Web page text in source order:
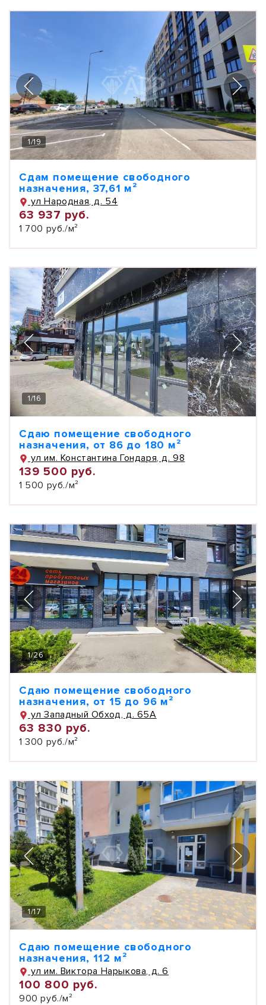
1/19
Сдам помещение свободного
назначения, 37,61 м²
ул Народная, д. 54
63 937 руб.
1 700 руб./м²
1/16
Сдаю помещение свободного
назначения, от 86 до 180 м²
ул им. Константина Гондаря, д. 98
139 500 руб.
1 500 руб./м²
1/26
Сдаю помещение свободного
назначения, от 15 до 96 м²
ул Западный Обход, д. 65А
63 830 руб.
1 300 руб./м²
1/17
Сдаю помещение свободного
назначения, 112 м²
ул им. Виктора Нарыкова, д. 6
100 800 руб.
900 руб./м²